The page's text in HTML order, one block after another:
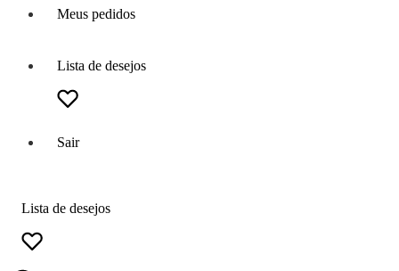
Meus pedidos
Lista de desejos
Sair
Lista de desejos